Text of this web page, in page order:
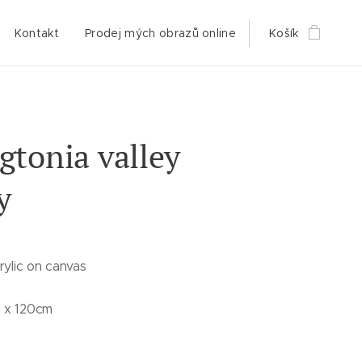
Kontakt Prodej mých obrazů online Košík
valley
on canvas
120cm